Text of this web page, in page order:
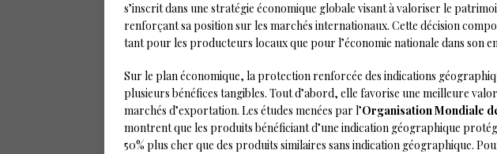
s’inscrit dans une stratégie économique globale visant à valoriser le
renforçant sa position sur les marchés internationaux. Cette décision
tant pour les producteurs locaux que pour l’économie nationale dans son
Sur le plan économique, la protection renforcée des indications
plusieurs bénéfices tangibles. Tout d’abord, elle favorise une meilleure
marchés d’exportation. Les études menées par l’Organisation Mondiale
montrent que les produits bénéficiant d’une indication géographique
50% plus cher que des produits similaires sans indication géographique.